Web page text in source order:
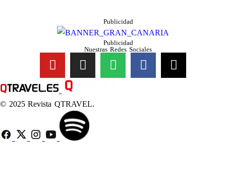
Publicidad
Publicidad
Nuestras Redes Sociales
© 2025 Revista QTRAVEL.